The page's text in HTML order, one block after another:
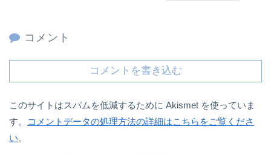
コメント
コメントを書き込む
このサイトはスパムを低減するために Akismet を使っていま
す。
コメントデータの処理方法の詳細はこちらをご覧くださ
い。